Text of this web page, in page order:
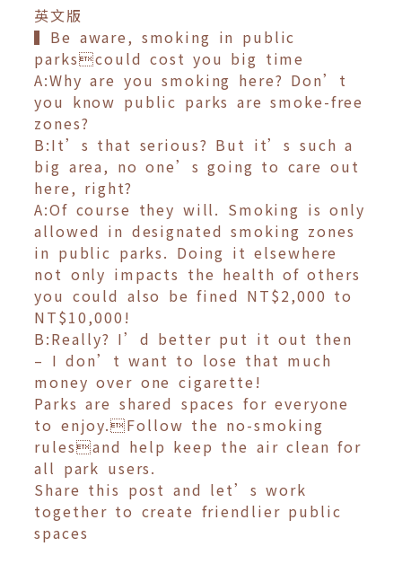
英文版
▍Be aware, smoking in public
parkscould cost you big time
A:Why are you smoking here? Don’t
you know public parks are smoke-free
zones?
B:It’s that serious? But it’s such a
big area, no one’s going to care out
here, right?
A:Of course they will. Smoking is only
allowed in designated smoking zones
in public parks. Doing it elsewhere
not only impacts the health of others
you could also be fined NT$2,000 to
NT$10,000!
B:Really? I’d better put it out then
– I don’t want to lose that much
money over one cigarette!
Parks are shared spaces for everyone
to enjoy.Follow the no-smoking
rulesand help keep the air clean for
all park users.
Share this post and let’s work
together to create friendlier public
spaces